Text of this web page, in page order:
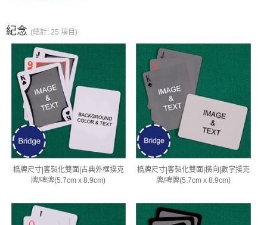
紀念 (總計: 25 項目)
橋牌尺寸|客製化雙面|古典外框撲克
牌/啤牌(5.7cm x 8.9cm)
橋牌尺寸|客製化雙面|橫向|數字撲克
牌/啤牌(5.7cm x 8.9cm)